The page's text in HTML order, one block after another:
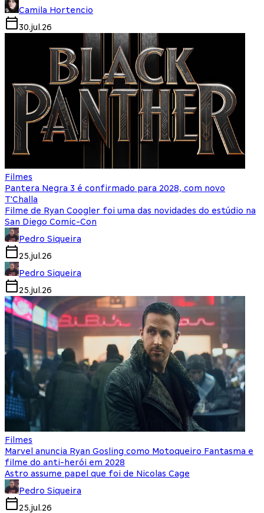
Camila Hortencio
30.jul.26
Filmes
Pantera Negra 3 é confirmado para 2028, com novo
T'Challa
Filme de Ryan Coogler foi uma das novidades do estúdio na
San Diego Comic-Con
Pedro Siqueira
25.jul.26
Pedro Siqueira
25.jul.26
Filmes
Marvel anuncia Ryan Gosling como Motoqueiro Fantasma e
filme do anti-herói em 2028
Astro assume papel que foi de Nicolas Cage
Pedro Siqueira
25.jul.26